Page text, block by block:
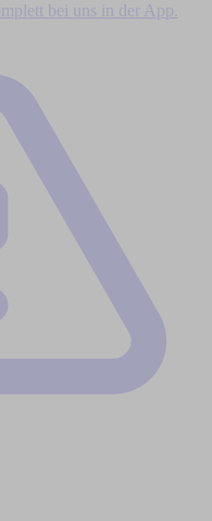
bei uns in der App.